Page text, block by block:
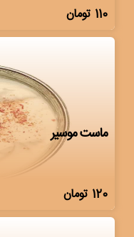
110 تومان
ماست موسیر
120 تومان